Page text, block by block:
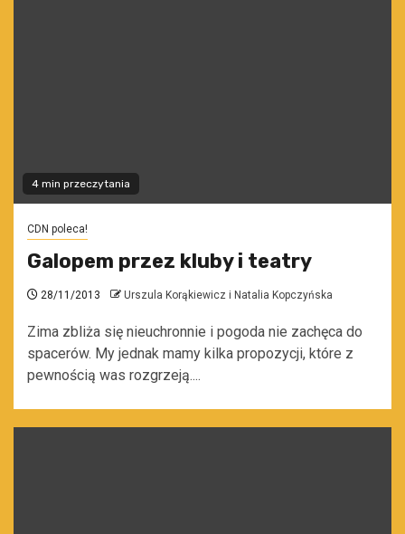
4 min przeczytania
CDN poleca!
Galopem przez kluby i teatry
28/11/2013 Urszula Korąkiewicz i Natalia Kopczyńska
Zima zbliża się nieuchronnie i pogoda nie zachęca do
spacerów. My jednak mamy kilka propozycji, które z
pewnością was rozgrzeją....